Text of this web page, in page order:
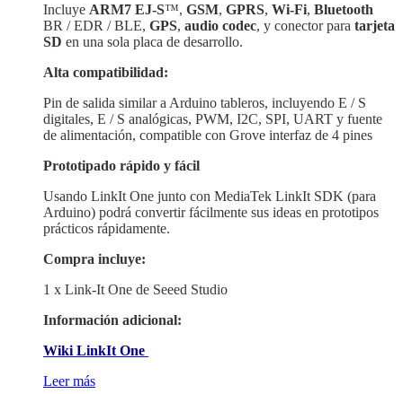
Incluye ARM7 EJ-S™, GSM, GPRS, Wi-Fi, Bluetooth
BR / EDR / BLE, GPS, audio codec, y conector para tarjeta
SD en una sola placa de desarrollo.
Alta compatibilidad:
Pin de salida similar a Arduino tableros, incluyendo E / S
digitales, E / S analógicas, PWM, I2C, SPI, UART y fuente
de alimentación, compatible con Grove interfaz de 4 pines
Prototipado rápido y fácil
Usando LinkIt One junto con MediaTek LinkIt SDK (para
Arduino) podrá convertir fácilmente sus ideas en prototipos
prácticos rápidamente.
Compra incluye:
1 x Link-It One de Seeed Studio
Información adicional:
Wiki LinkIt One
Leer más